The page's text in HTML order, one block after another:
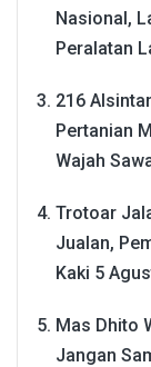
Nasional,
Peralatan
216
Pertanian
Wajah
Trotoar
Jualan,
Kaki 5
Mas Dhito
Jangan